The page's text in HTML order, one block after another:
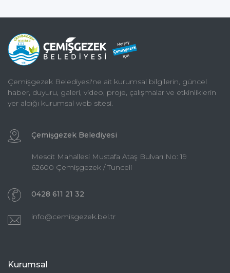
Çemişgezek Belediyesi'ne ait kurumsal bilgilerin, güncel
haber, duyuru, galeri, video, proje, çalışmalar ve etkinliklerin
yer aldığı kurumsal web sitesi.
Çemişgezek Belediyesi
Mescit Mahallesi Mustafa Ataş Bulvarı No: 19
62600 Çemişgezek / Tunceli
0428 611 21 32
info@cemisgezek.bel.tr
Kurumsal